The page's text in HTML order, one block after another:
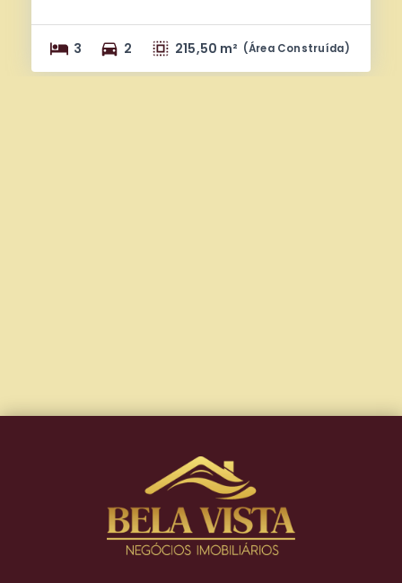
3 2 215,50 m² (Área Construída)